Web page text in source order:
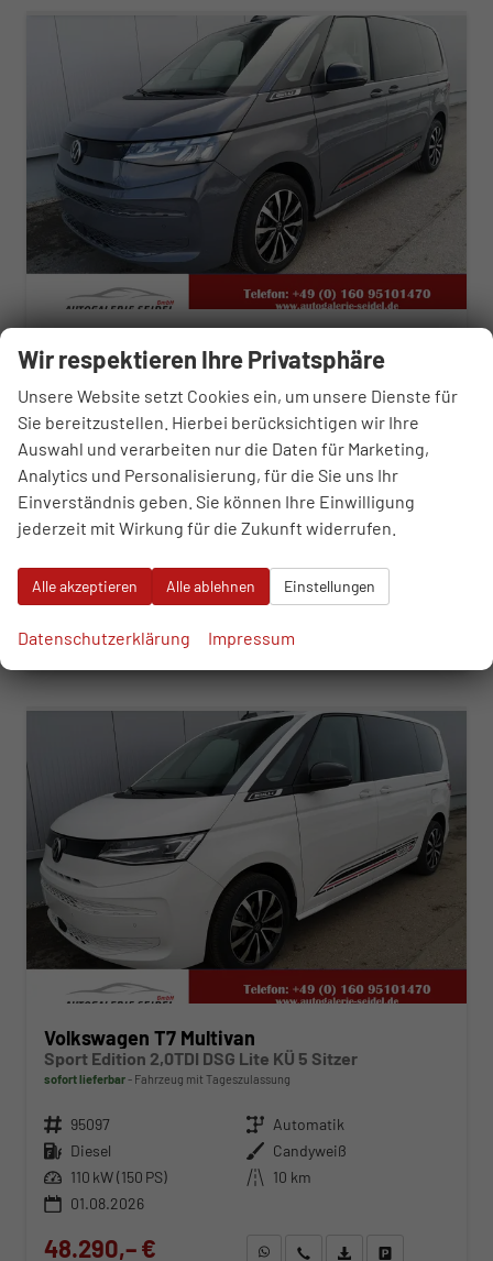
2.0 TDI LÜ Lite Sport Edition
Fahrzeugnr. 109014 Getriebe Automatik
Kraftstoff Diesel Außenfarbe Puregrey
Leistung 110 kW (150 PS) Kilometerstand 10 km
01.11.2025
Verbrauch kombiniert:6,70 l/100km
CO2-Emissionen:175,00 g/km
Volkswagen T7 Multivan
Sport Edition 2,0TDI DSG Lite KÜ 5 Sitzer
sofort lieferbar Fahrzeug mit Tageszulassung
Fahrzeugnr. 95097 Getriebe Automatik
Kraftstoff Diesel Außenfarbe Candyweiß
Leistung 110 kW (150 PS) Kilometerstand 10 km
01.08.2026
48.290,– € WhatsApp anfragen
Wir rufen Sie anFahrzeugexposé (PDF)
Wir respektieren Ihre Privatsphäre
Unsere Website setzt Cookies ein, um unsere Dienste für
Sie bereitzustellen. Hierbei berücksichtigen wir Ihre
Auswahl und verarbeiten nur die Daten für Marketing,
Analytics und Personalisierung, für die Sie uns Ihr
Einverständnis geben. Sie können Ihre Einwilligung
jederzeit mit Wirkung für die Zukunft widerrufen.
Alle akzeptieren Alle ablehnen Einstellungen
Datenschutzerklärung Impressum